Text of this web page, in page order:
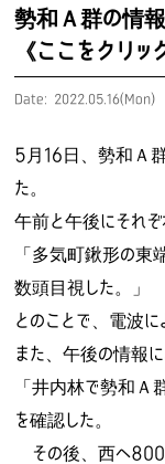
勢和Ａ群の情報
《ここをクリ
Date: 2022.05.16(Mon)
5月16日、勢和Ａ
た。
午前と午後にそれ
「多気町鍬形の東
数頭目視した。」
とのことで、電波に
また、午後の情報に
「井内林で勢和Ａ
を確認した。
その後、西へ800